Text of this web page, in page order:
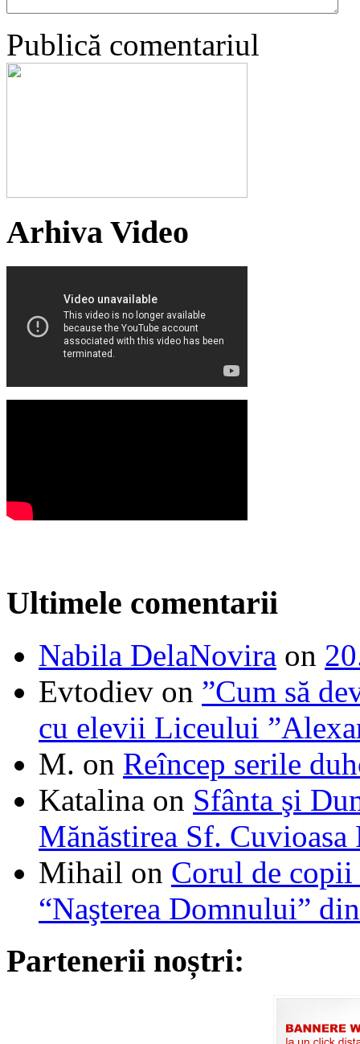
Publică comentariul
Arhiva Video
Ultimele comentarii
Nabila DelaNovira on
Evtodiev on ”Cum să
cu elevii Liceului
M. on Reîncep serile
Katalina on Sfânta şi
Mănăstirea Sf. Cuvioasa
Mihail on Corul de
“Naşterea Domnului”
Partenerii noștri: